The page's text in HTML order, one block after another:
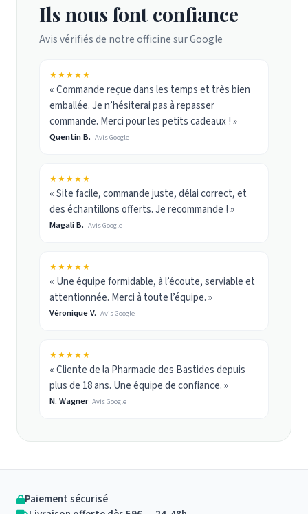
Ils nous font confiance
Avis vérifiés de notre officine sur Google
★★★★★
« Commande reçue dans les temps et très bien
emballée. Je n’hésiterai pas à repasser
commande. Merci pour les petits cadeaux ! »
Quentin B. Avis Google
★★★★★
« Site facile, commande juste, délai correct, et
des échantillons offerts. Je recommande ! »
Magali B. Avis Google
★★★★★
« Une équipe formidable, à l’écoute, serviable et
attentionnée. Merci à toute l’équipe. »
Véronique V. Avis Google
★★★★★
« Cliente de la Pharmacie des Bastides depuis
plus de 18 ans. Une équipe de confiance. »
N. Wagner Avis Google
Paiement sécurisé